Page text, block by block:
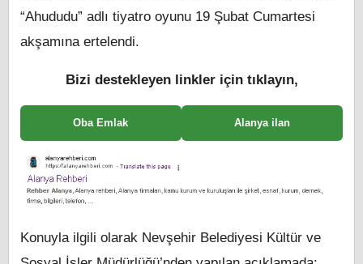
“Ahududu” adlı tiyatro oyunu 19 Şubat Cumartesi
akşamına ertelendi.
Bizi destekleyen linkler için tıklayın,
Oba Emlak Alanya ilan
Konuyla ilgili olarak Nevşehir Belediyesi Kültür ve